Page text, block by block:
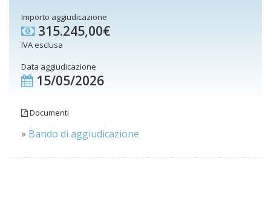
Importo aggiudicazione
315.245,00€
IVA esclusa
Data aggiudicazione
15/05/2026
Documenti
» Bando di aggiudicazione